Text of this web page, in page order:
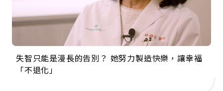
失智只能是漫長的告別？ 她努力製造快樂，讓幸福
「不退化」
來自剛果的巧克力神父 為台灣奉獻36年 「台灣是我
的家，我連作夢都講台語！」
63歲卸矽谷副總、搬回台灣找快樂！「蛋黃哥小
丑」走進安養院，逗樂上萬爺奶：退休後才開始真
104歲打破金氏世界紀錄 成為全球最年長羽球選
手，分享長壽的秘密原來是「這個」
事業巔峰他選擇追夢…黑手阿伯拉小提琴還登上小
巨蛋！連CNN都大讚！